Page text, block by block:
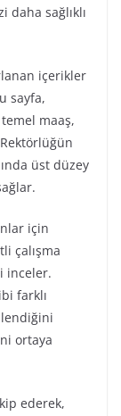
daha sağlıklı
içerikler
sayfa,
maaş,
üst düzey
için
çalışma
inceler.
farklı
ortaya
ederek,